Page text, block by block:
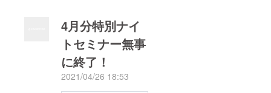
4月分特別ナイ
トセミナー無事
に終了！
2021/04/26 18:53